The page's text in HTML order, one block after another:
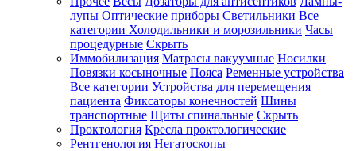
лупы Оптические приборы Светильники Все
категории Холодильники и морозильники Часы
процедурные Скрыть
Иммобилизация Матрасы вакуумные Носилки
Повязки косыночные Пояса Ременные устройства
Все категории Устройства для перемещения
пациента Фиксаторы конечностей Шины
транспортные Щиты спинальные Скрыть
Проктология Кресла проктологические
Рентгенология Негатоскопы